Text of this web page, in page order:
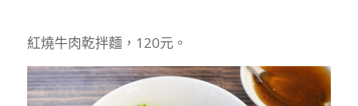
紅燒牛肉乾拌麵，120元。